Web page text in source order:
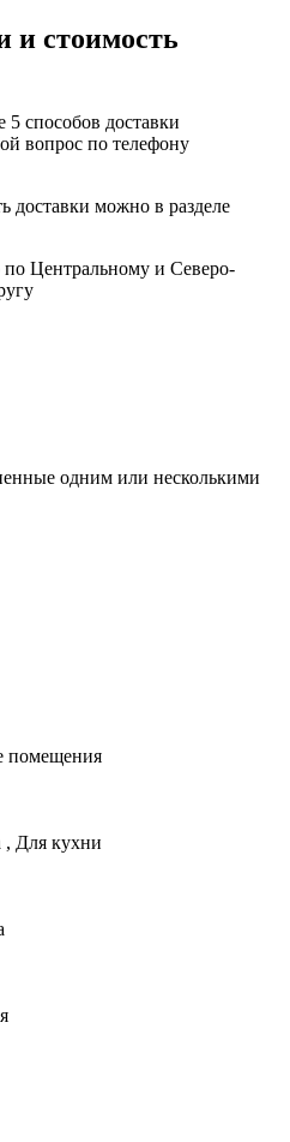
и стоимость
способов доставки
вопрос по телефону
доставки можно в разделе
Центральному и Северо-
одним или несколькими
помещения
, Для кухни